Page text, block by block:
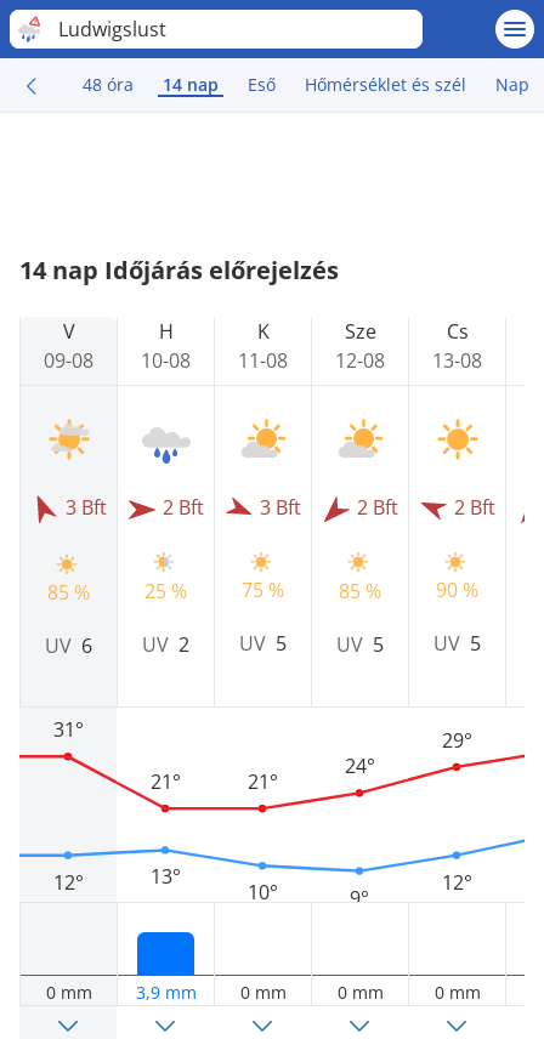
Ludwigslust
48 óra 14 nap Eső Hőmérséklet és szél Nap
14 nap Időjárás előrejelzés
V
09-08
3 Bft
85 %
UV 6
12°
31°
0 mm
H
10-08
2 Bft
25 %
UV 2
13°
21°
3,9 mm
K
11-08
3 Bft
75 %
UV 5
10°
21°
0 mm
Sze
12-08
2 Bft
85 %
UV 5
9°
24°
0 mm
Cs
13-08
2 Bft
90 %
UV 5
12°
29°
0 mm